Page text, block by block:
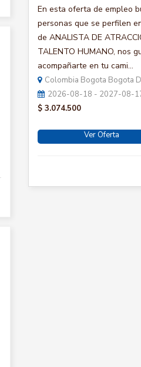
En esta oferta de empleo
personas que se perfilen
de ANALISTA DE
TALENTO HUMANO, nos
acompañarte en tu cami...
Colombia Bogota Bogota
2026-08-18 - 2027-08-
$ 3.074.500
Ver Oferta